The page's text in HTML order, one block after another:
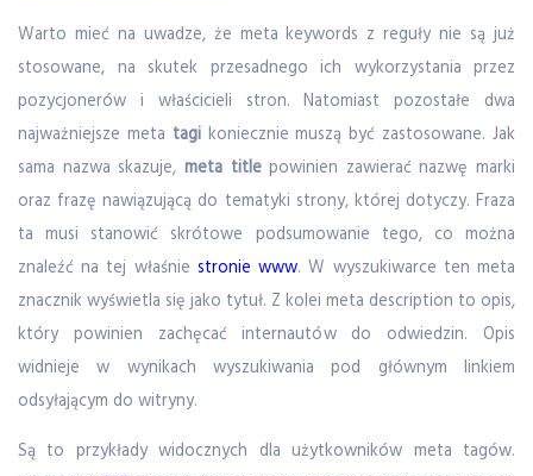
Warto mieć na uwadze, że meta keywords z reguły nie są już
stosowane, na skutek przesadnego ich wykorzystania przez
pozycjonerów i właścicieli stron. Natomiast pozostałe dwa
najważniejsze meta tagikoniecznie muszą być zastosowane. Jak
sama nazwa skazuje, meta titlepowinien zawierać nazwę marki
oraz frazę nawiązującą do tematyki strony, której dotyczy. Fraza
ta musi stanowić skrótowe podsumowanie tego, co można
znaleźć na tej właśnie stronie www. W wyszukiwarce ten meta
znacznik wyświetla się jako tytuł. Z kolei meta description to opis,
który powinien zachęcać internautów do odwiedzin. Opis
widnieje w wynikach wyszukiwania pod głównym linkiem
odsyłającym do witryny.
Są to przykłady widocznych dla użytkowników meta tagów.